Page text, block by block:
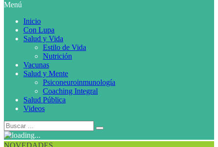
Menú
Inicio
Con Lupa
Salud y Vida
Estilo de Vida
Nutrición
Vacunas
Salud y Mente
Psiconeuroinmunología
Coaching Integral
Salud Pública
Videos
NOVEDADES